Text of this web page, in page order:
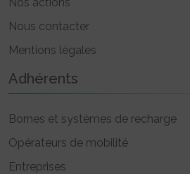
Nous contacter
Mentions légales
Adhérents
Bornes et systèmes de recharge
Opérateurs de mobilité
Entreprises